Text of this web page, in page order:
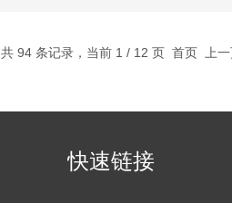
共 94 条记录，当前 1 / 12 页 首页 上
快速链接